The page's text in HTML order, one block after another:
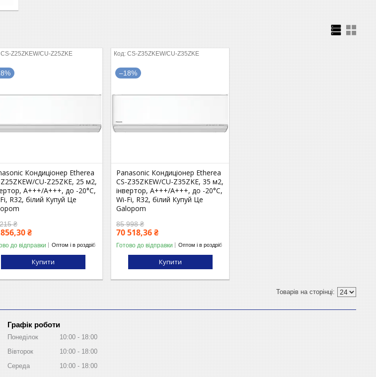
CS-Z25ZKEW/CU-Z25ZKE
Кондиціонер Etherea
CU-Z25ZKE, 25 м2,
A+++/A+++, до -20°С,
R32, білий Купуй Це
₴
₴
до відправки Оптом і в роздріб
Купити
CS-Z35ZKEW/CU-Z35ZKE
–18%
Panasonic Кондиціонер Etherea
CS-Z35ZKEW/CU-Z35ZKE, 35 м2,
інвертор, A+++/A+++, до -20°С,
Wi-Fi, R32, білий Купуй Це
Galopom
85 998 ₴
70 518,36 ₴
Готово до відправки Оптом і в роздріб
Купити
Графік роботи
Понеділок 10:00
18:00
Вівторок
10:00
18:00
Середа
10:00
18:00